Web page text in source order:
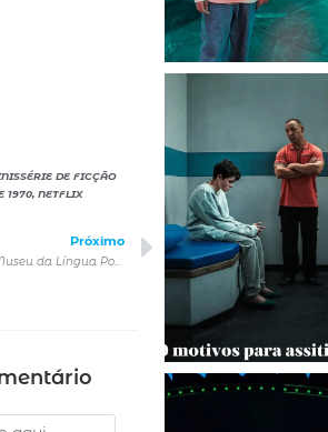
DE FICÇÃO
1970, NETFLIX
Próximo
Museu da Língua Portuguesa é opção de passeio durante o Carnaval 2025